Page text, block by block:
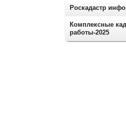
Роскадастр
Комплексные
работы-2025